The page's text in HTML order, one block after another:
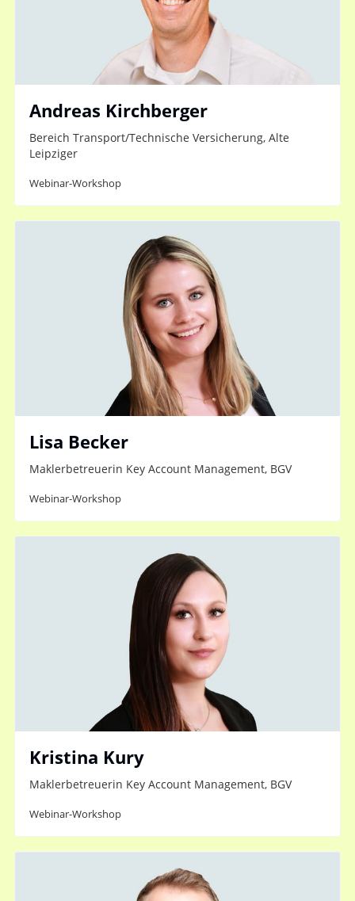
Andreas Kirchberger
Bereich Transport/Technische Versicherung, Alte
Leipziger
Webinar-Workshop
Lisa Becker
Maklerbetreuerin Key Account Management, BGV
Webinar-Workshop
Kristina Kury
Maklerbetreuerin Key Account Management, BGV
Webinar-Workshop